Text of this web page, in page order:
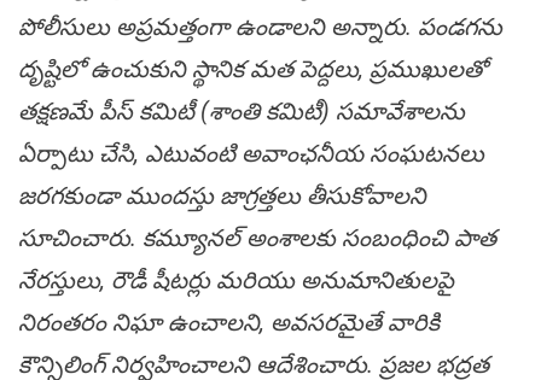
పోలీసులు అప్రమత్తంగా ఉండాలని అన్నారు. పండగను
దృష్టిలో ఉంచుకుని స్థానిక మత పెద్దలు, ప్రముఖులతో
తక్షణమే పీస్ కమిటీ (శాంతి కమిటీ) సమావేశాలను
ఏర్పాటు చేసి, ఎటువంటి అవాంఛనీయ సంఘటనలు
జరగకుండా ముందస్తు జాగ్రత్తలు తీసుకోవాలని
సూచించారు. కమ్యూనల్ అంశాలకు సంబంధించి పాత
నేరస్తులు, రౌడీ షీటర్లు మరియు అనుమానితులపై
నిరంతరం నిఘా ఉంచాలని, అవసరమైతే వారికి
కౌన్సిలింగ్ నిర్వహించాలని ఆదేశించారు. ప్రజల భద్రత